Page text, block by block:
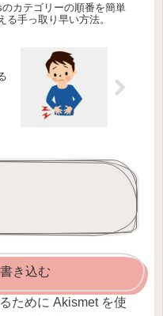
カテゴリーの順番を簡単
る手っ取り早い方法。
き込む
ために Akismet を使